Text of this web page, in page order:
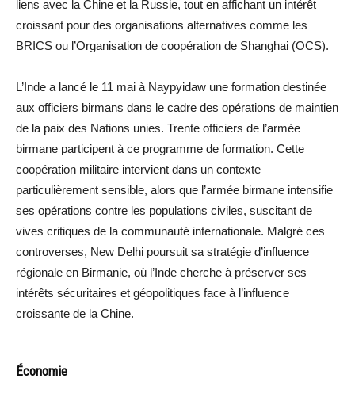
liens avec la Chine et la Russie, tout en affichant un intérêt
croissant pour des organisations alternatives comme les
BRICS ou l’Organisation de coopération de Shanghai (OCS).
L’Inde a lancé le 11 mai à Naypyidaw une formation destinée
aux officiers birmans dans le cadre des opérations de maintien
de la paix des Nations unies. Trente officiers de l’armée
birmane participent à ce programme de formation. Cette
coopération militaire intervient dans un contexte
particulièrement sensible, alors que l’armée birmane intensifie
ses opérations contre les populations civiles, suscitant de
vives critiques de la communauté internationale. Malgré ces
controverses, New Delhi poursuit sa stratégie d’influence
régionale en Birmanie, où l’Inde cherche à préserver ses
intérêts sécuritaires et géopolitiques face à l’influence
croissante de la Chine.
Économie